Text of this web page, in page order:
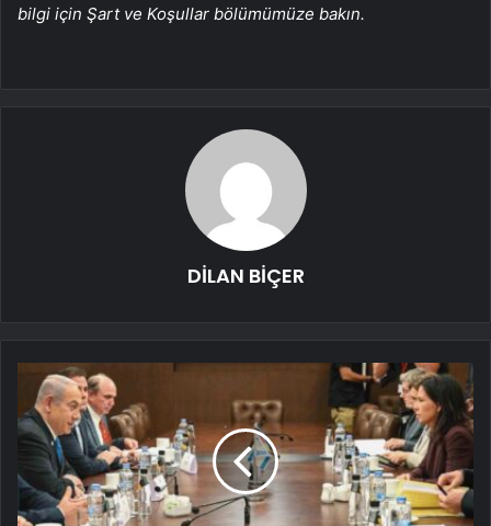
bilgi için Şart ve Koşullar bölümümüze bakın.
DİLAN BİÇER